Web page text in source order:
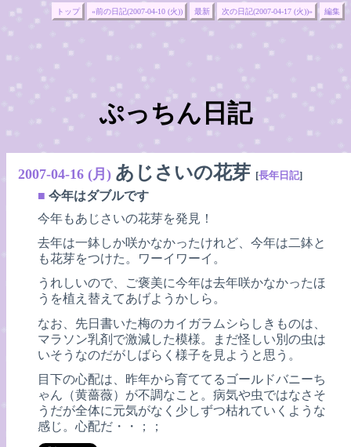
トップ «前の日記(2007-04-10 (火)) 最新 次の日記(2007-04-17 (火))» 編集
ぷっちん日記
2007-04-16 (月) あじさいの花芽 [長年日記]
■ 今年はダブルです
今年もあじさいの花芽を発見！
去年は一鉢しか咲かなかったけれど、今年は二鉢と
も花芽をつけた。ワーイワーイ。
うれしいので、ご褒美に今年は去年咲かなかったほ
うを植え替えてあげようかしら。
なお、先日書いた梅のカイガラムシらしきものは、
マラソン乳剤で激減した模様。まだ怪しい別の虫は
いそうなのだがしばらく様子を見ようと思う。
目下の心配は、昨年から育ててるゴールドバニーち
ゃん（黄薔薇）が不調なこと。病気や虫ではなさそ
うだが全体に元気がなく少しずつ枯れていくような
感じ。心配だ・・；；